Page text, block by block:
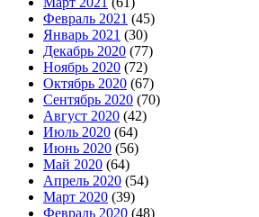
Февраль 2021 (45)
Январь 2021 (30)
Декабрь 2020 (77)
Ноябрь 2020 (72)
Октябрь 2020 (67)
Сентябрь 2020 (70)
Август 2020 (42)
Июль 2020 (64)
Июнь 2020 (56)
Май 2020 (64)
Апрель 2020 (54)
Март 2020 (39)
Февраль 2020 (48)